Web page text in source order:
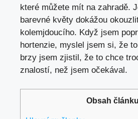
které můžete mít na zahradě.
barevné květy dokážou
kolemjdoucího. Když jsem
hortenzie, myslel jsem si, že
brzy jsem zjistil, že to chce
znalostí, než jsem očekával.
Obsah článku